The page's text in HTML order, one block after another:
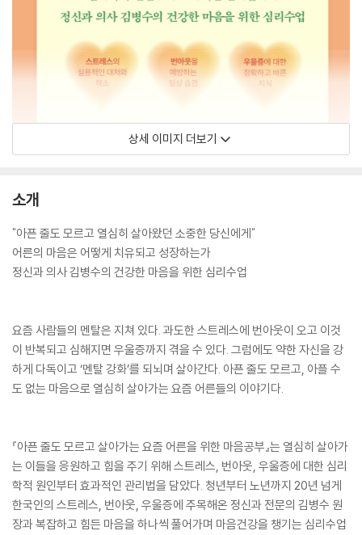
상세 이미지 더보기
소개
"아픈 줄도 모르고 열심히 살아왔던 소중한 당신에게"
어른의 마음은 어떻게 치유되고 성장하는가
정신과 의사 김병수의 건강한 마음을 위한 심리수업
요즘 사람들의 멘탈은 지쳐 있다. 과도한 스트레스에 번아웃이 오고 이것
이 반복되고 심해지면 우울증까지 겪을 수 있다. 그럼에도 약한 자신을 강
하게 다독이고 ‘멘탈 강화’를 되뇌며 살아간다. 아픈 줄도 모르고, 아플 수
도 없는 마음으로 열심히 살아가는 요즘 어른들의 이야기다.
『아픈 줄도 모르고 살아가는 요즘 어른을 위한 마음공부』는 열심히 살아가
는 이들을 응원하고 힘을 주기 위해 스트레스, 번아웃, 우울증에 대한 심리
학적 원인부터 효과적인 관리법을 담았다. 청년부터 노년까지 20년 넘게
한국인의 스트레스, 번아웃, 우울증에 주목해온 정신과 전문의 김병수 원
장과 복잡하고 힘든 마음을 하나씩 풀어가며 마음건강을 챙기는 심리수업